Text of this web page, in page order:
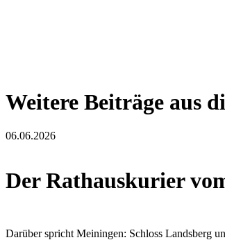
Weitere Beiträge aus
06.06.2026
Der Rathauskurier
Darüber spricht Meiningen: Schloss Landsberg